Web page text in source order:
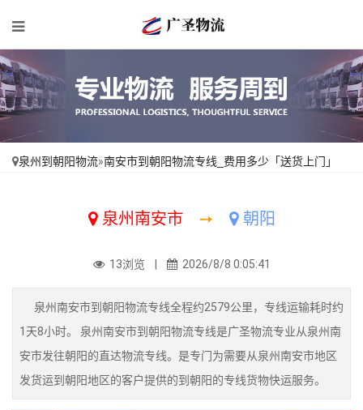
泉州到朝阳物流»南安市到朝阳物流专线_费用多少「送货上门」
泉州南安市 ➙ 朝阳
13浏览 | 2026/8/8 0:05:41
泉州南安市到朝阳物流专线全程约2579公里，专线运输耗时约
1天8小时。 泉州南安市到朝阳物流专线是广圣物流专业从泉州南
安市发往朝阳的直达物流专线。是专门为需要从泉州南安市地区
发货运到朝阳地区的客户提供的到朝阳的专线货物快运服务。